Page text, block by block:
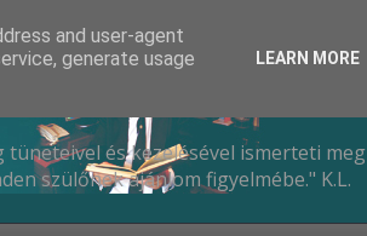
tüneteivel és kezelésével ismerteti meg
szülőnek ajánlom figyelmébe." K.L.
and user-agent
generate usage
LEARN MORE